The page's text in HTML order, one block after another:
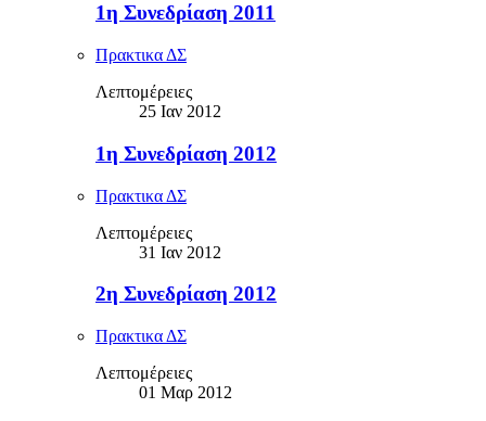
1η Συνεδρίαση 2011
Πρακτικα ΔΣ
Λεπτομέρειες
25 Ιαν 2012
1η Συνεδρίαση 2012
Πρακτικα ΔΣ
Λεπτομέρειες
31 Ιαν 2012
2η Συνεδρίαση 2012
Πρακτικα ΔΣ
Λεπτομέρειες
01 Μαρ 2012